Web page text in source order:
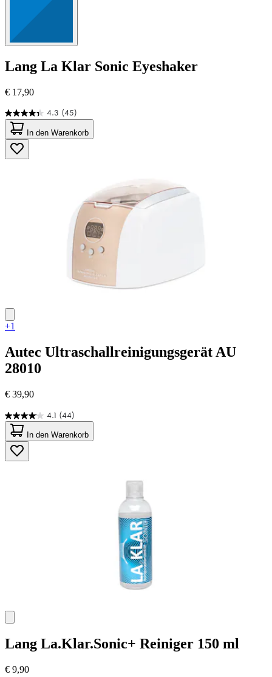
Lang La Klar Sonic Eyeshaker
€ 17,90
4.3 (45)
4.3
von
5
Sternen.
45
In den Warenkorb
+1
Autec Ultraschallreinigungsgerät AU
28010
€ 39,90
4.1 (44)
4.1
von
5
Sternen.
44
In den Warenkorb
Lang La.Klar.Sonic+ Reiniger 150 ml
€ 9,90